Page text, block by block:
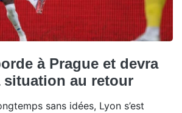
à Prague et devra
situation au retour
sans idées, Lyon s’est